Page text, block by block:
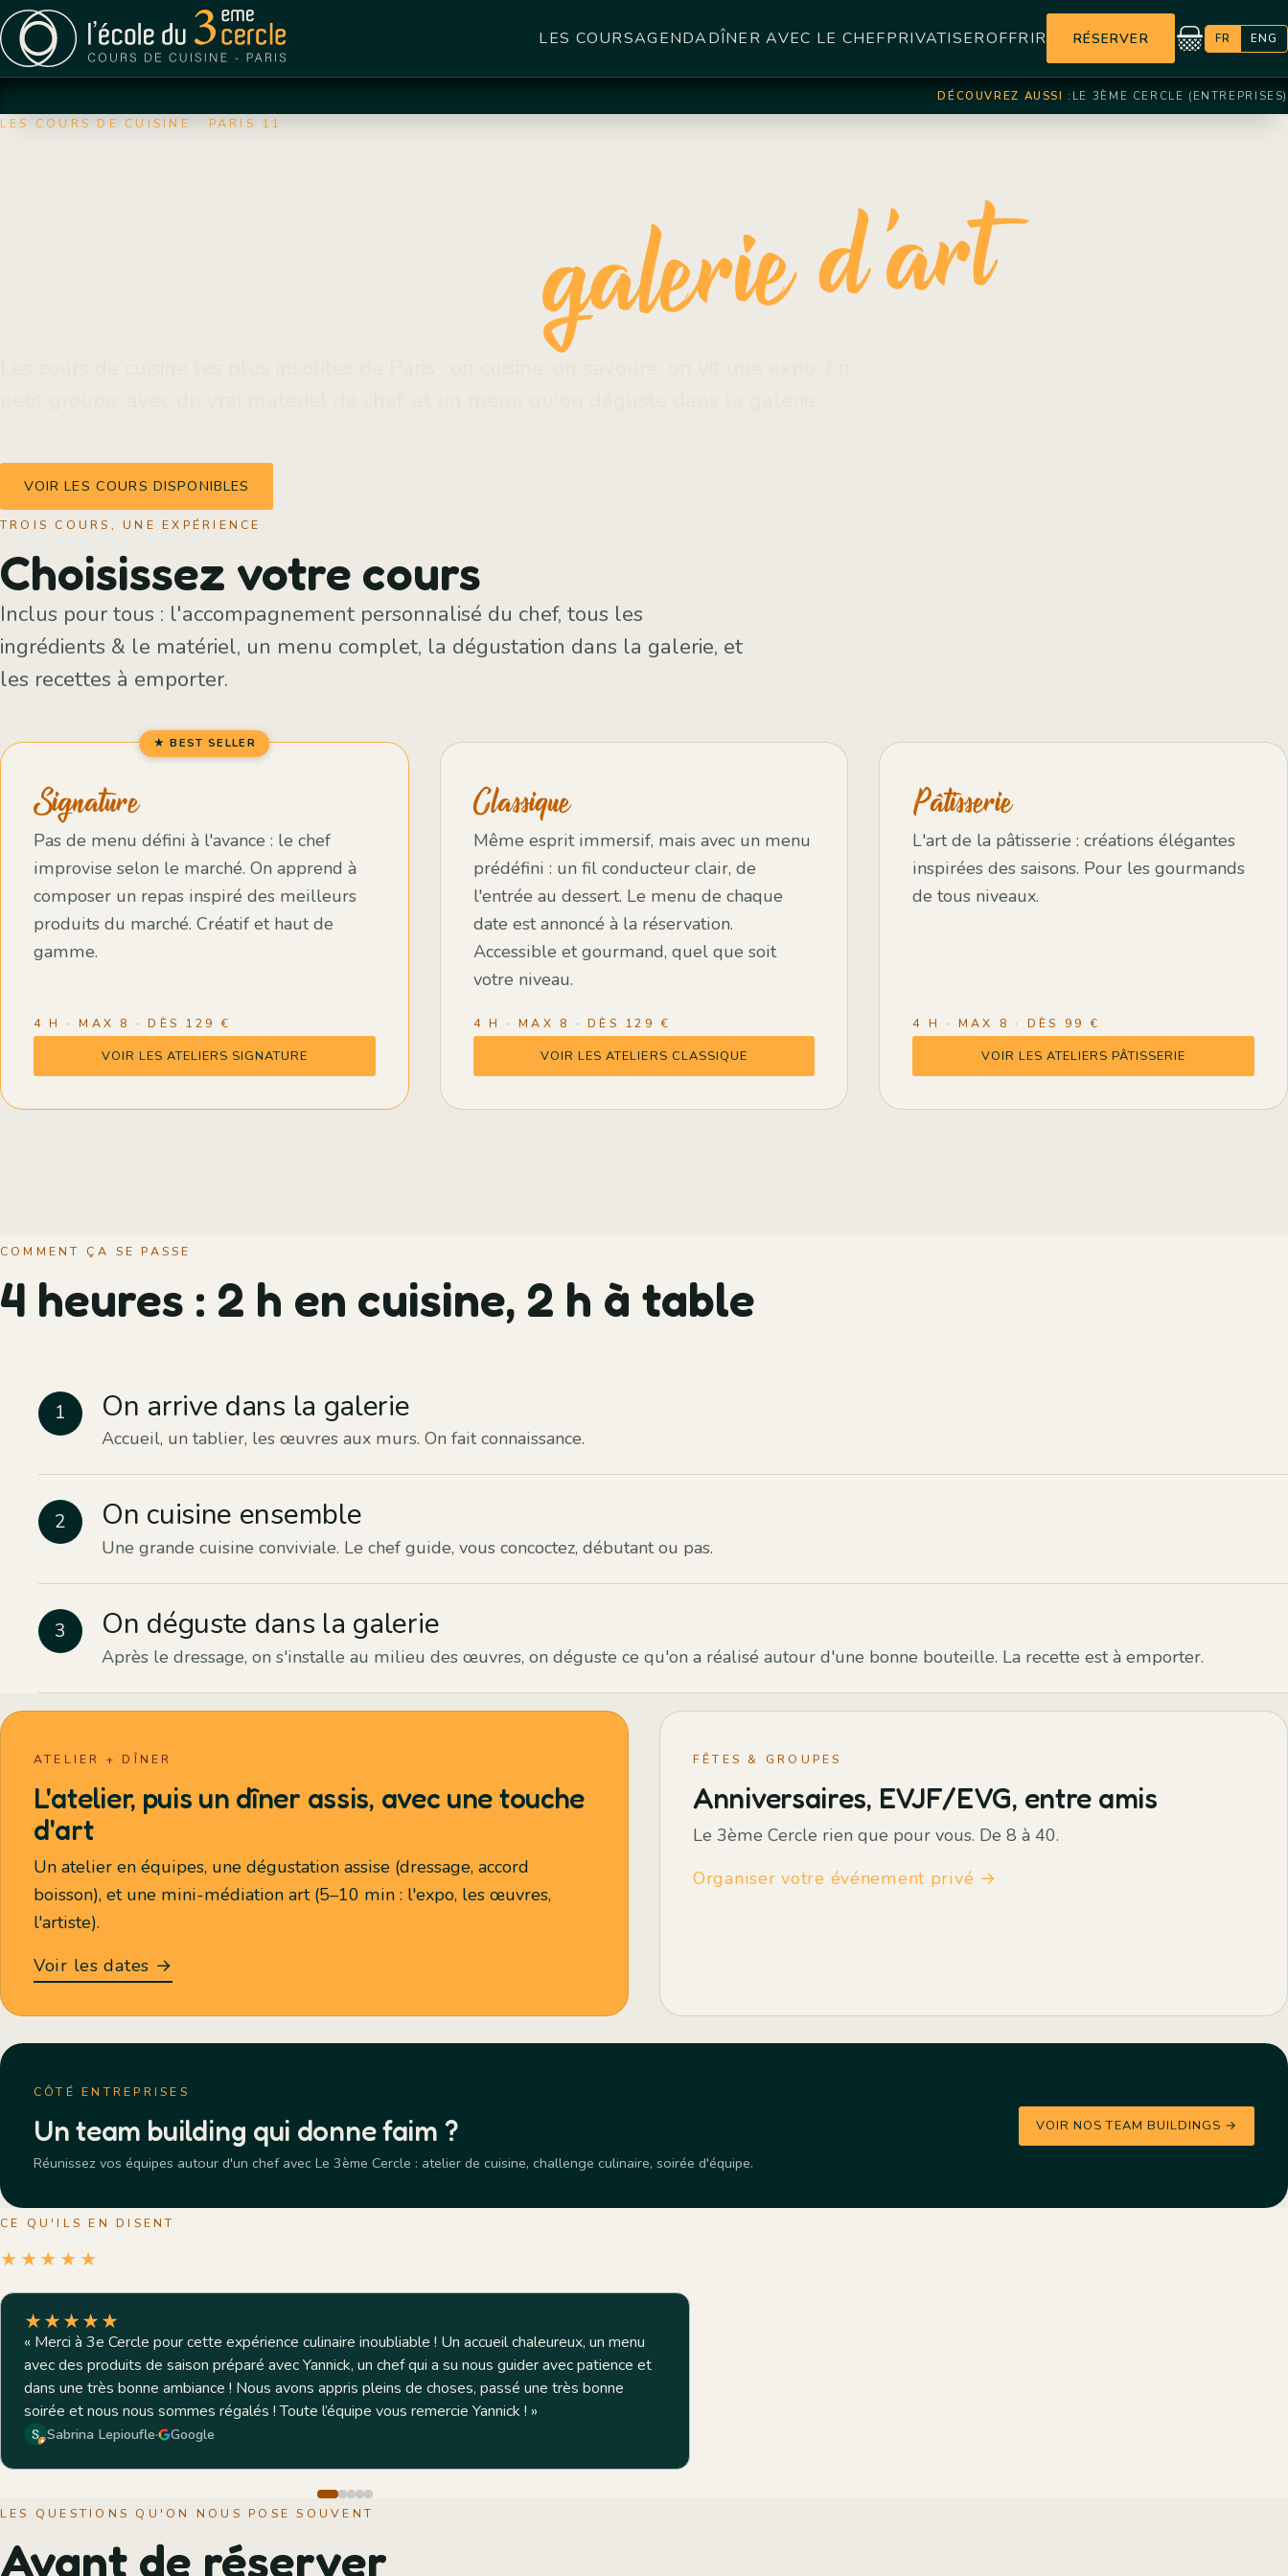
LES COURSAGENDADÎNER AVEC LE CHEFPRIVATISEROFFRIR RÉSERVER FR ENG
DÉCOUVREZ AUSSI : LE 3ÈME CERCLE (ENTREPRISES)
LES COURS DE CUISINE · PARIS 11
galerie d'art
VOIR LES COURS DISPONIBLES
TROIS COURS, UNE EXPÉRIENCE
Choisissez votre cours
Inclus pour tous : l'accompagnement personnalisé du chef, tous les
ingrédients & le matériel, un menu complet, la dégustation dans la galerie, et
les recettes à emporter.
★ BEST SELLER
Signature
Pas de menu défini à l'avance : le chef
improvise selon le marché. On apprend à
composer un repas inspiré des meilleurs
produits du marché. Créatif et haut de
gamme.
4 H · MAX 8 · DÈS 129 €
VOIR LES ATELIERS SIGNATURE
Classique
Même esprit immersif, mais avec un menu
prédéfini : un fil conducteur clair, de
l'entrée au dessert. Le menu de chaque
date est annoncé à la réservation.
Accessible et gourmand, quel que soit
votre niveau.
4 H · MAX 8 · DÈS 129 €
VOIR LES ATELIERS CLASSIQUE
Pâtisserie
L'art de la pâtisserie : créations élégantes
inspirées des saisons. Pour les gourmands
de tous niveaux.
4 H · MAX 8 · DÈS 99 €
VOIR LES ATELIERS PÂTISSERIE
COMMENT ÇA SE PASSE
4 heures : 2 h en cuisine, 2 h à table
On arrive dans la galerie
Accueil, un tablier, les œuvres aux murs. On fait connaissance.
On cuisine ensemble
Une grande cuisine conviviale. Le chef guide, vous concoctez, débutant ou pas.
On déguste dans la galerie
Après le dressage, on s'installe au milieu des œuvres, on déguste ce qu'on a réalisé autour d'une bonne bouteille. La recette est à emporter.
ATELIER + DÎNER
L'atelier, puis un dîner assis, avec une touche
d'art
Un atelier en équipes, une dégustation assise (dressage, accord
boisson), et une mini-médiation art (5–10 min : l'expo, les œuvres,
l'artiste).
Voir les dates →
FÊTES & GROUPES
Anniversaires, EVJF/EVG, entre amis
Le 3ème Cercle rien que pour vous. De 8 à 40.
Organiser votre événement privé →
CÔTÉ ENTREPRISES
Un team building qui donne faim ?
Réunissez vos équipes autour d'un chef avec Le 3ème Cercle : atelier de cuisine, challenge culinaire, soirée d'équipe.
VOIR NOS TEAM BUILDINGS →
CE QU'ILS EN DISENT
★★★★★
★★★★★
« Merci à 3e Cercle pour cette expérience culinaire inoubliable ! Un accueil chaleureux, un menu
avec des produits de saison préparé avec Yannick, un chef qui a su nous guider avec patience et
dans une très bonne ambiance ! Nous avons appris pleins de choses, passé une très bonne
soirée et nous nous sommes régalés ! Toute l’équipe vous remercie Yannick ! »
Sabrina Lepioufle· Google
LES QUESTIONS QU'ON NOUS POSE SOUVENT
Avant de réserver